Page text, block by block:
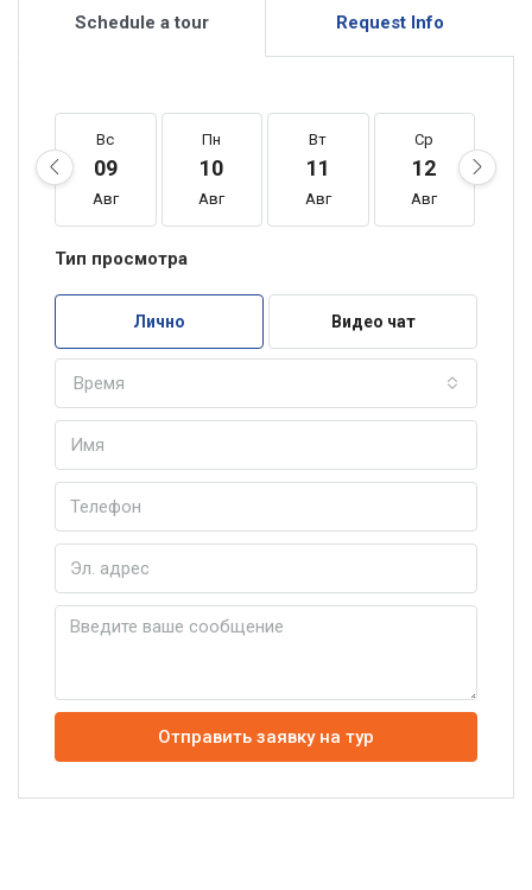
Schedule a tour Request Info
Вс
09
Авг
Пн
10
Авг
Вт
11
Авг
Ср
12
Авг
Тип просмотра
Лично Видео чат
Время
Отправить заявку на тур